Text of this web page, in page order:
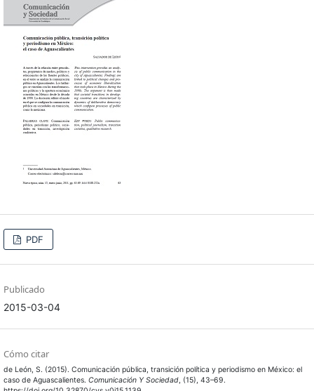
PDF
Publicado
2015-03-04
Cómo citar
de León, S. (2015). Comunicación pública, transición política y periodismo en México: el
caso de Aguascalientes. Comunicación Y Sociedad, (15), 43–69.